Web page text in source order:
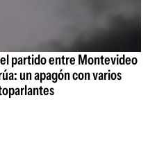
partido entre Montevideo
un apagón con varios